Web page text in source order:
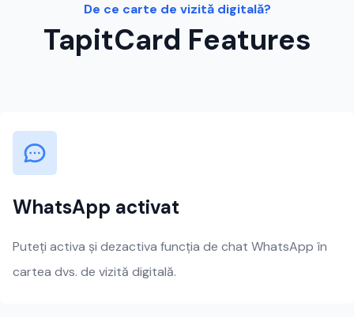
De ce carte de vizită digitală?
TapitCard Features
WhatsApp activat
Puteți activa și dezactiva funcția de chat WhatsApp în
cartea dvs. de vizită digitală.